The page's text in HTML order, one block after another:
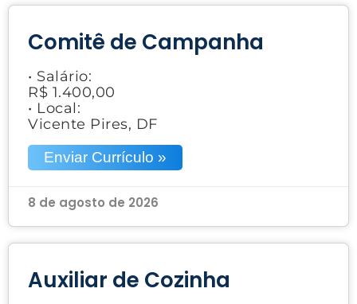
Comitê de Campanha
• Salário:
R$ 1.400,00
• Local:
Vicente Pires, DF
Enviar Currículo »
8 de agosto de 2026
Auxiliar de Cozinha